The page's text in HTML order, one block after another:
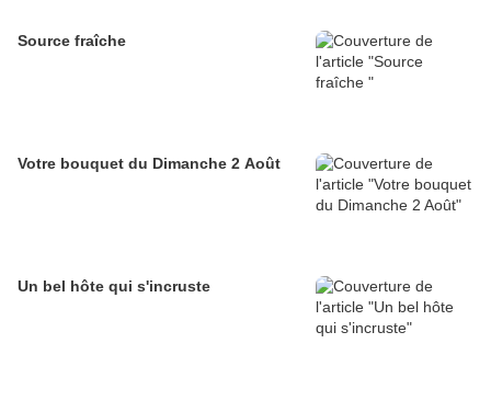
Source fraîche
Votre bouquet du Dimanche 2 Août
Un bel hôte qui s'incruste